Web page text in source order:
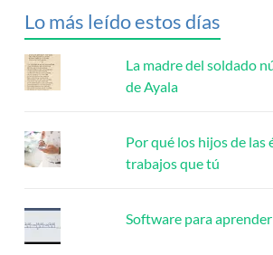
Lo más leído estos días
La madre del soldado
de Ayala
Por qué los hijos de
trabajos que tú
Software para